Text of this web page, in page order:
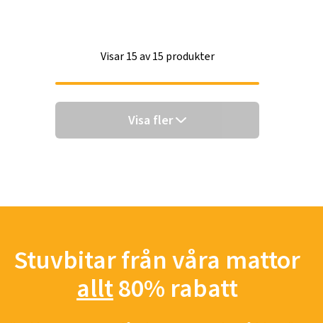
Visar 15 av 15 produkter
Visa fler
Stuvbitar från våra mattor
allt80% rabatt